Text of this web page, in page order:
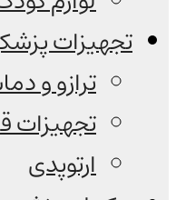
تجهیزات
ترازو و
تجهیزات
ارتوپدی